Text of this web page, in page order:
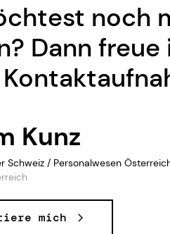
noch
Dann
Kunz
Schweiz / Personalwesen
mich